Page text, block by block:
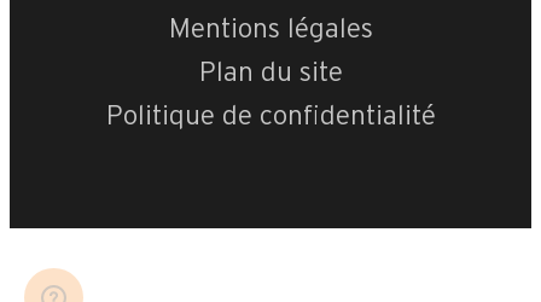
Mentions légales
Plan du site
Politique de confidentialité